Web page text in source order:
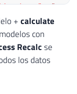
:
+calculate
con
Recalcse
los datos